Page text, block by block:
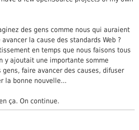
des gens comme nous qui auraient
la cause des standards Web ?
en temps que nous faisons tous
y ajoutait une importante somme
faire avancer des causes, difuser
la bonne nouvelle...
ça. On continue.